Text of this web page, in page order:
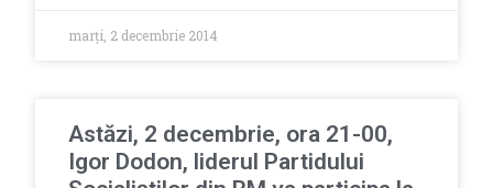
marți, 2 decembrie 2014
Astăzi, 2 decembrie, ora 21-00,
Igor Dodon, liderul Partidului